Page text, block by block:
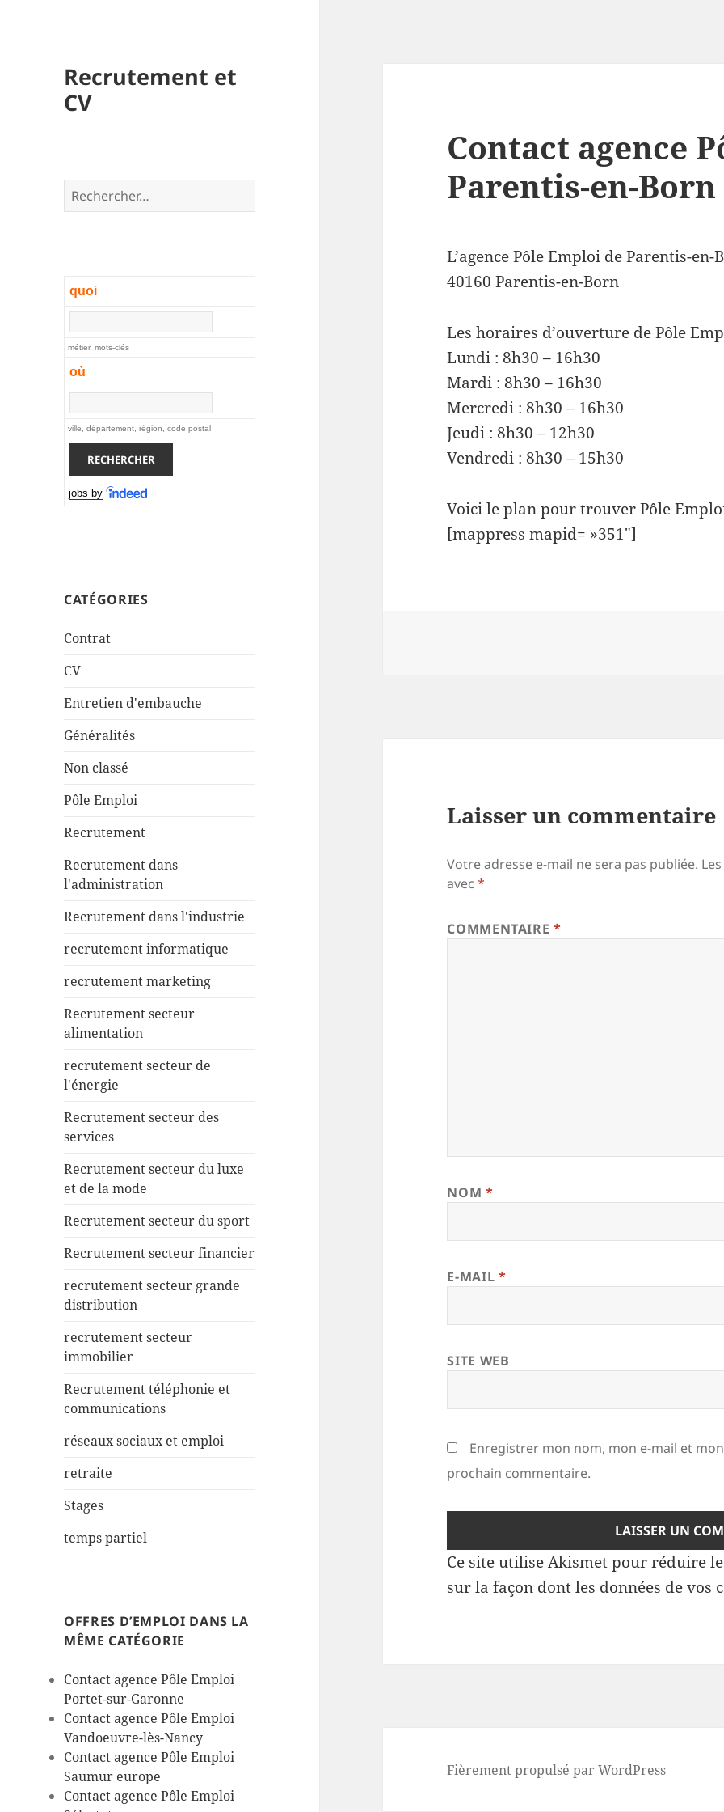
Recrutement et
CV
Rechercher :
quoi
métier, mots-clés
où
ville, département, région, code postal
jobs by
CATÉGORIES
Contrat
CV
Entretien d'embauche
Généralités
Non classé
Pôle Emploi
Recrutement
Recrutement dans
l'administration
Recrutement dans l'industrie
recrutement informatique
recrutement marketing
Recrutement secteur
alimentation
recrutement secteur de
l'énergie
Recrutement secteur des
services
Recrutement secteur du luxe
et de la mode
Recrutement secteur du sport
Recrutement secteur financier
recrutement secteur grande
distribution
recrutement secteur
immobilier
Recrutement téléphonie et
communications
réseaux sociaux et emploi
retraite
Stages
temps partiel
OFFRES D’EMPLOI DANS LA
MÊME CATÉGORIE
Contact agence Pôle Emploi
Portet-sur-Garonne
Contact agence Pôle Emploi
Vandoeuvre-lès-Nancy
Contact agence Pôle Emploi
Saumur europe
Contact agence Pôle Emploi
Contact agence
Parentis-en-Born
L’agence Pôle Emploi de Parentis-
40160 Parentis-en-Born
Les horaires d’ouverture de Pôle
Lundi : 8h30 – 16h30
Mardi : 8h30 – 16h30
Mercredi : 8h30 – 16h30
Jeudi : 8h30 – 12h30
Vendredi : 8h30 – 15h30
Voici le plan pour trouver Pôle
[mappress mapid= »351″]
Laisser un commentaire
Votre adresse e-mail ne sera pas publiée.
avec*
COMMENTAIRE*
NOM *
E-MAIL *
SITE WEB
Enregistrer mon nom, mon e-mail et
prochain commentaire.
Ce site utilise Akismet pour réduire
sur la façon dont les données de vos
Fièrement propulsé par WordPress